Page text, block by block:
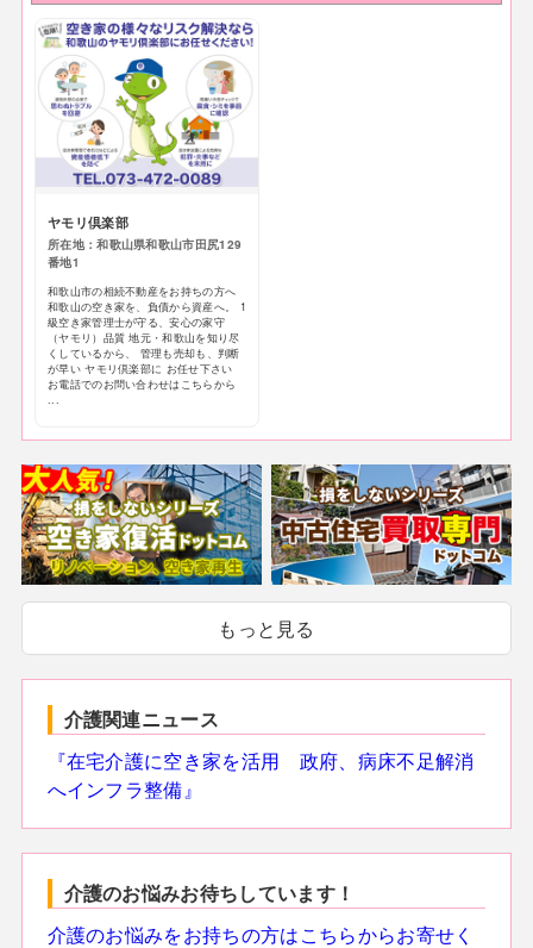
ヤモリ倶楽部
所在地：和歌山県和歌山市田尻129
番地1
和歌山市の相続不動産をお持ちの方へ
和歌山の空き家を、負債から資産へ。 1
級空き家管理士が守る、安心の家守
（ヤモリ）品質 地元・和歌山を知り尽
くしているから、 管理も売却も、判断
が早い ヤモリ倶楽部に お任せ下さい
お電話でのお問い合わせはこちらから
...
もっと見る
介護関連ニュース
『在宅介護に空き家を活用 政府、病床不足解消
へインフラ整備』
介護のお悩みお待ちしています！
介護のお悩みをお持ちの方はこちらからお寄せく